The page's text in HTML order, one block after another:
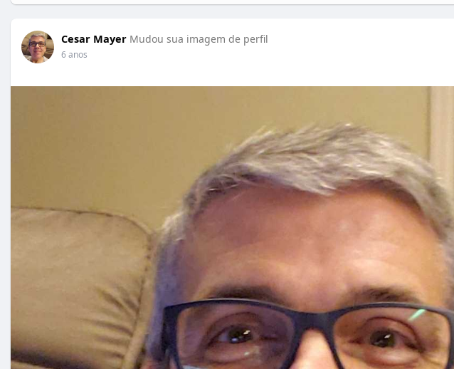
Cesar Mayer Mudou sua imagem de perfil
6 anos